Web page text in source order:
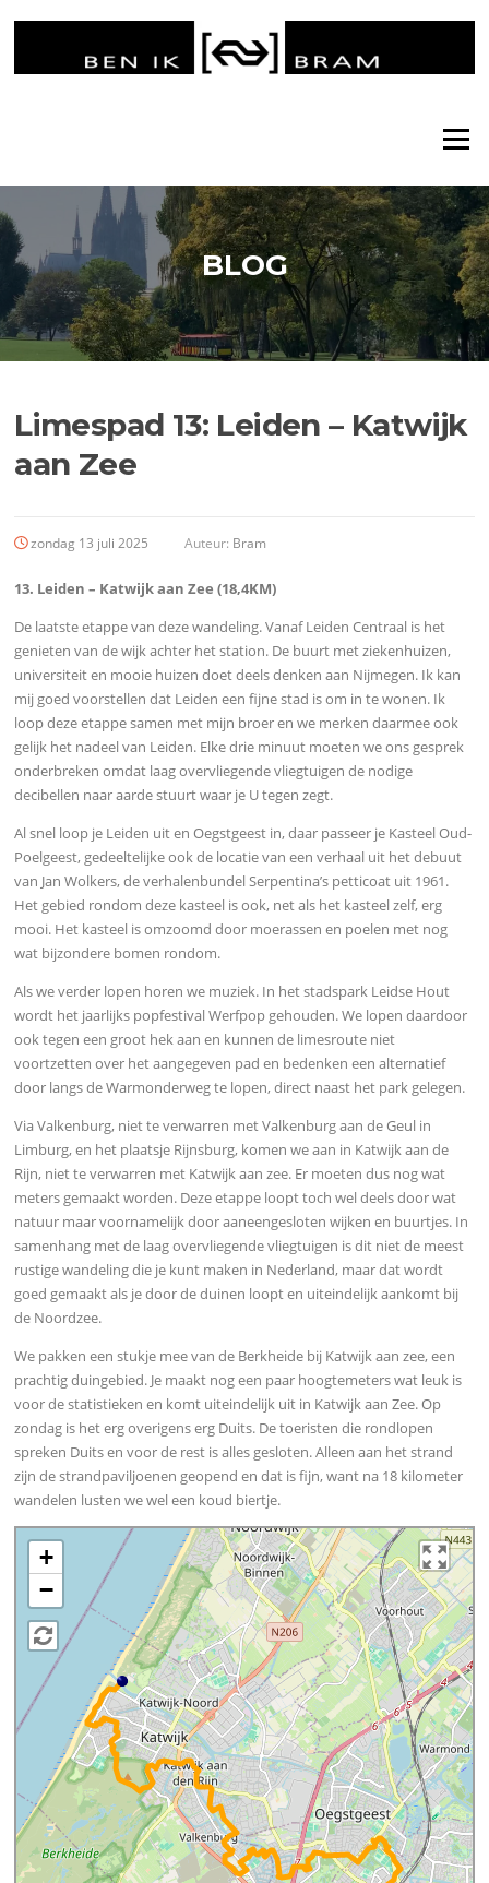
Menu
BLOG
Limespad 13: Leiden – Katwijk
aan Zee
zondag 13 juli 2025 Auteur: Bram
13. Leiden – Katwijk aan Zee (18,4KM)
De laatste etappe van deze wandeling. Vanaf Leiden Centraal is het
genieten van de wijk achter het station. De buurt met ziekenhuizen,
universiteit en mooie huizen doet deels denken aan Nijmegen. Ik kan
mij goed voorstellen dat Leiden een fijne stad is om in te wonen. Ik
loop deze etappe samen met mijn broer en we merken daarmee ook
gelijk het nadeel van Leiden. Elke drie minuut moeten we ons gesprek
onderbreken omdat laag overvliegende vliegtuigen de nodige
decibellen naar aarde stuurt waar je U tegen zegt.
Al snel loop je Leiden uit en Oegstgeest in, daar passeer je Kasteel Oud-
Poelgeest, gedeeltelijke ook de locatie van een verhaal uit het debuut
van Jan Wolkers, de verhalenbundel Serpentina’s petticoat uit 1961.
Het gebied rondom deze kasteel is ook, net als het kasteel zelf, erg
mooi. Het kasteel is omzoomd door moerassen en poelen met nog
wat bijzondere bomen rondom.
Als we verder lopen horen we muziek. In het stadspark Leidse Hout
wordt het jaarlijks popfestival Werfpop gehouden. We lopen daardoor
ook tegen een groot hek aan en kunnen de limesroute niet
voortzetten over het aangegeven pad en bedenken een alternatief
door langs de Warmonderweg te lopen, direct naast het park gelegen.
Via Valkenburg, niet te verwarren met Valkenburg aan de Geul in
Limburg, en het plaatsje Rijnsburg, komen we aan in Katwijk aan de
Rijn, niet te verwarren met Katwijk aan zee. Er moeten dus nog wat
meters gemaakt worden. Deze etappe loopt toch wel deels door wat
natuur maar voornamelijk door aaneengesloten wijken en buurtjes. In
samenhang met de laag overvliegende vliegtuigen is dit niet de meest
rustige wandeling die je kunt maken in Nederland, maar dat wordt
goed gemaakt als je door de duinen loopt en uiteindelijk aankomt bij
de Noordzee.
We pakken een stukje mee van de Berkheide bij Katwijk aan zee, een
prachtig duingebied. Je maakt nog een paar hoogtemeters wat leuk is
voor de statistieken en komt uiteindelijk uit in Katwijk aan Zee. Op
zondag is het erg overigens erg Duits. De toeristen die rondlopen
spreken Duits en voor de rest is alles gesloten. Alleen aan het strand
zijn de strandpaviljoenen geopend en dat is fijn, want na 18 kilometer
wandelen lusten we wel een koud biertje.
+
−